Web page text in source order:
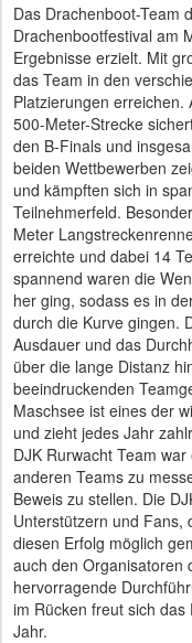
Das Drachenboot-Team
Drachenbootfestival am
Ergebnisse erzielt. Mit
das Team in den
Platzierungen
500-Meter-Strecke
den B-Finals und
beiden Wettbewerben
und kämpften sich in
Teilnehmerfeld.
Meter
erreichte und dabei 14
spannend waren die
her ging, sodass es in
durch die Kurve gingen.
Ausdauer und das
über die lange Distanz
beeindruckenden
Maschsee ist eines der
und zieht jedes Jahr
DJK Rurwacht Team
anderen Teams zu
Beweis zu stellen. Die
Unterstützern und Fans,
diesen Erfolg möglich
auch den Organisatoren
hervorragende
im Rücken freut sich
Jahr.